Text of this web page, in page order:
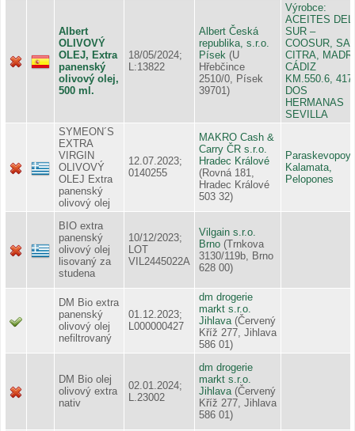
Albert
OLIVOVÝ
OLEJ, Extra
panenský
olivový olej,
500 ml.
18/05/2024;
L:13822
Albert Česká
republika, s.r.o.
Písek (U
Hřebčince
2510/0, Písek
39701)
Výrobce:
ACEITES DEL
SUR –
COOSUR, SA.
CITRA,
CÁDIZ
KM.550.6,
DOS
HERMANAS
SEVILLA
SYMEON´S
EXTRA
VIRGIN
OLIVOVÝ
OLEJ Extra
panenský
olivový olej
12.07.2023;
0140255
MAKRO Cash &
Carry ČR s.r.o.
Hradec Králové
(Rovná 181,
Hradec Králové
503 32)
Kalamata,
Pelopones
BIO extra
panenský
olivový olej
lisovaný za
studena
10/12/2023;
LOT
VIL2445022A
Vilgain s.r.o.
Brno (Trnkova
3130/119b, Brno
628 00)
DM Bio extra
panenský
olivový olej
nefiltrovaný
01.12.2023;
L000000427
dm drogerie
markt s.r.o.
Jihlava (Červený
Kříž 277, Jihlava
586 01)
DM Bio olej
olivový extra
nativ
02.01.2024;
L.23002
dm drogerie
markt s.r.o.
Jihlava (Červený
Kříž 277, Jihlava
586 01)